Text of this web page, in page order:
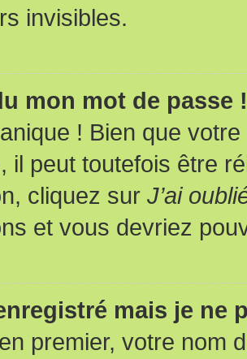
invisibles.
mon mot de passe !
! Bien que
il peut toutefois être
cliquez sur J’ai
et vous devriez
mais je ne
premier, votre nom